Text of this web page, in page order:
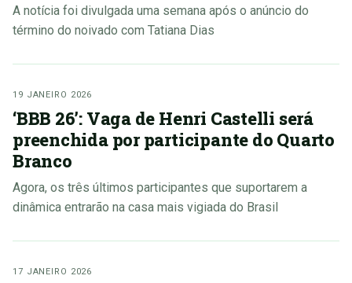
A notícia foi divulgada uma semana após o anúncio do
término do noivado com Tatiana Dias
19 JANEIRO 2026
‘BBB 26’: Vaga de Henri Castelli será
preenchida por participante do Quarto
Branco
Agora, os três últimos participantes que suportarem a
dinâmica entrarão na casa mais vigiada do Brasil
17 JANEIRO 2026